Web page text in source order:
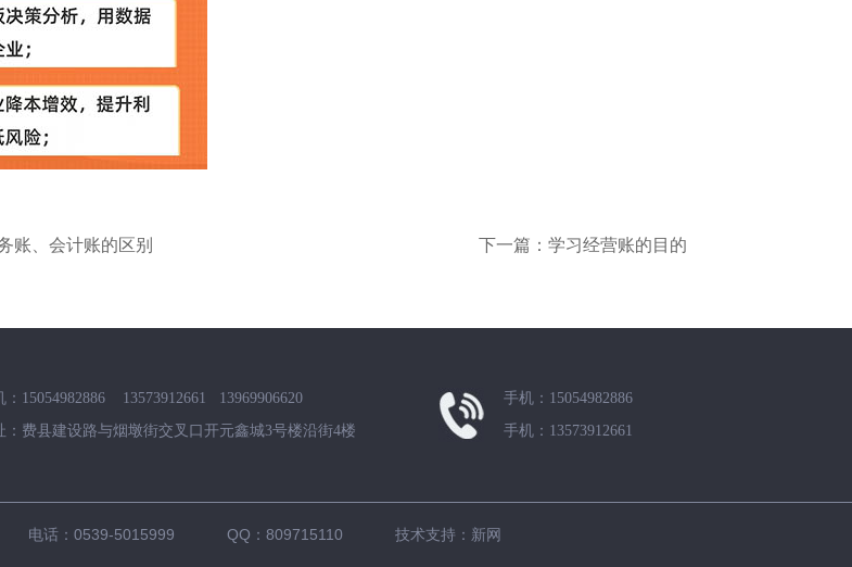
账、会计账的区别 下一篇：学习经营账的目的
：15054982886 13573912661 13969906620
：费县建设路与烟墩街交叉口开元鑫城3号楼沿街4楼
手机：15054982886
手机：13573912661
校 电话：0539-5015999 QQ：809715110 技术支持：新网